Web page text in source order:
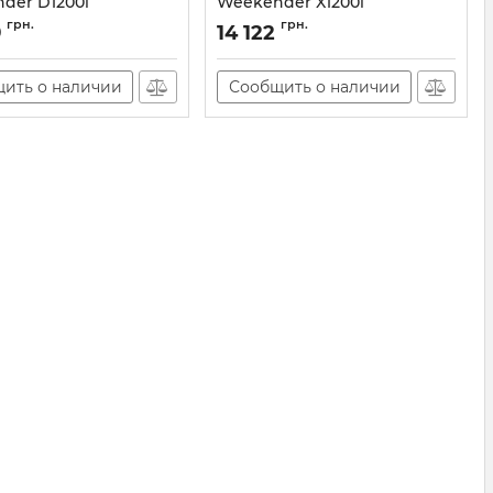
грн.
о наличии
Артикул: X1200i
14 122 грн.
Сообщить о наличии